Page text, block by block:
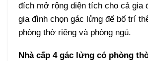
đích mở rộng diện tích cho cả gia
gia đình chọn gác lửng để bố trí
phòng thờ riêng và phòng ngủ.
Nhà cấp 4 gác lửng có phòng